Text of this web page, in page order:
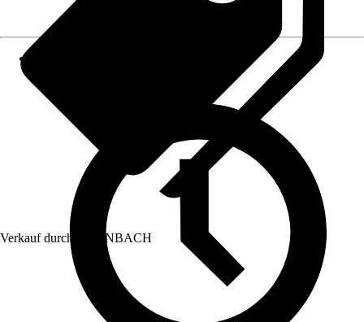
Verkauf durch: HORNBACH